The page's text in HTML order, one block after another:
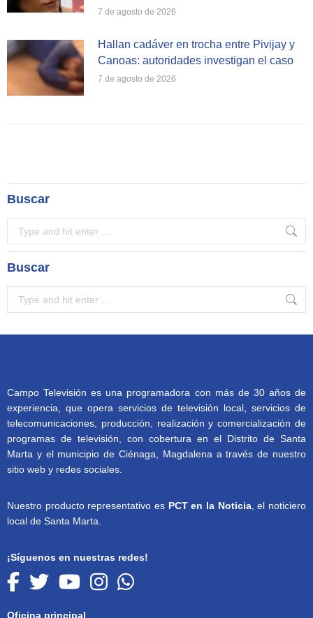
7 de agosto de 2026
Hallan cadáver en trocha entre Pivijay y
Canoas: autoridades investigan el caso
7 de agosto de 2026
Buscar
Buscar
Campo Televisión es una programadora con más de 30 años de
experiencia, que opera servicios de televisión local, servicios de
telecomunicaciones, producción, realización y comercialización de
programas de televisión, con cobertura en el Distrito de Santa
Marta y el municipio de Ciénaga, Magdalena a través de nuestro
sitio web y redes sociales.
Nuestro producto representativo es PCT en la Noticia, el noticiero
local de Santa Marta.
¡Síguenos en nuestras redes!
Oficina principal